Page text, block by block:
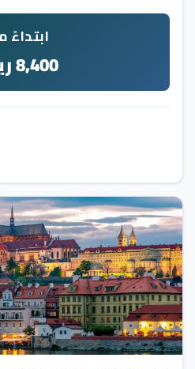
ابتداءً
8,400 ريال